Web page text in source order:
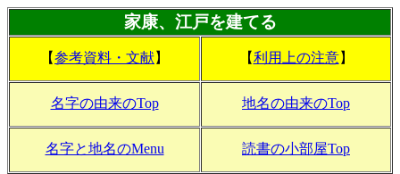
家康、江戸を建てる
【参考資料・文献】 【利用上の注意】
名字の由来のTop 地名の由来のTop
名字と地名のMenu 読書の小部屋Top